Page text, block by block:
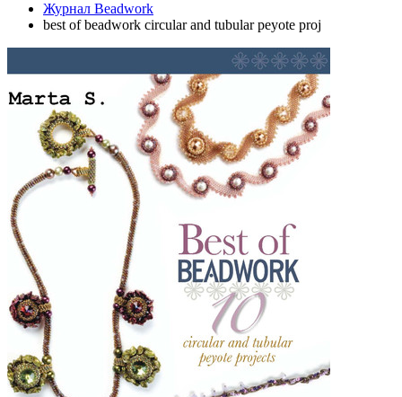
Журнал Beadwork
best of beadwork circular and tubular peyote proj